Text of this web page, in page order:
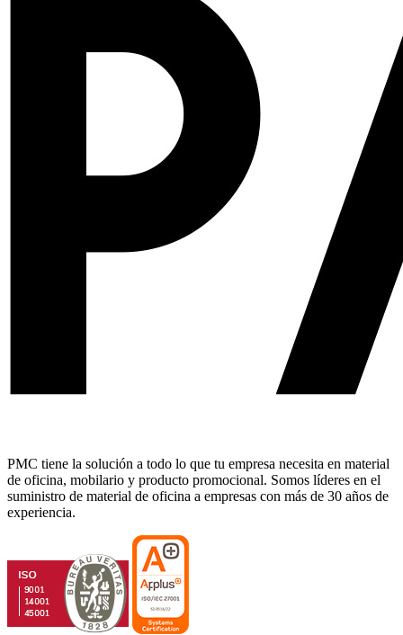
PMC tiene la solución a todo lo que tu empresa necesita en material
de oficina, mobilario y producto promocional. Somos líderes en el
suministro de material de oficina a empresas con más de 30 años de
experiencia.